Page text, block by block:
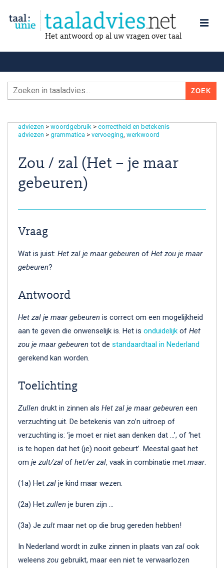
Het antwoord op al uw vragen over taal
adviezen > woordgebruik > correctheid en betekenis
adviezen > grammatica > vervoeging werkwoord
Zou / zal (Het – je maar
gebeuren)
Vraag
Wat is juist: Het zal je maar gebeuren of Het zou je maar
gebeuren?
Antwoord
Het zal je maar gebeuren is correct om een mo­ge­lijk­heid
aan te geven die onwenselijk is. Het is onduidelijk of Het
zou je maar gebeuren tot de standaardtaal in Nederland
gerekend kan worden.
Toelichting
Zullen drukt in zinnen als Het zal je maar gebeuren een
verzuchting uit. De betekenis van zo’n uitroep of
verzuchting is: ‘je moet er niet aan denken dat …’, of ‘het
is te hopen dat het (je) nooit gebeurt’. Meestal gaat het
om je zult/zal of het/er zal, vaak in combinatie met maar.
(1a) Het zal je kind maar wezen.
(2a) Het zullen je buren zijn …
(3a) Je zult maar net op die brug gereden hebben!
In Nederland wordt in zulke zinnen in plaats van zal ook
weleens zou gebruikt, maar een niet te verwaarlozen